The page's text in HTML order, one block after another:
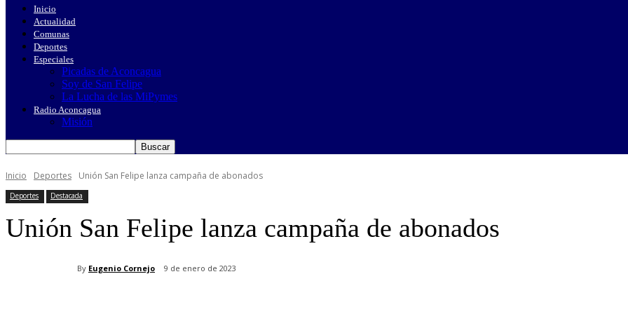
Inicio
Actualidad
Comunas
Deportes
Especiales
Picadas de Aconcagua
Soy de San Felipe
La Lucha de las MiPymes
Radio Aconcagua
Misión
Inicio Deportes Unión San Felipe lanza campaña de abonados
Deportes Destacada
Unión San Felipe lanza campaña de abonados
By Eugenio Cornejo 9 de enero de 2023